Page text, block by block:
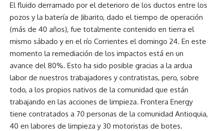
El fluido derramado por el deterioro de los ductos entre los
pozos y la batería de Jibarito, dado el tiempo de operación
(más de 40 años), fue totalmente contenido en tierra el
mismo sábado y en el río Corrientes el domingo 24. En este
momento la remediación de los impactos está en un
avance del 80%. Esto ha sido posible gracias a la ardua
labor de nuestros trabajadores y contratistas, pero, sobre
todo, a los propios nativos de la comunidad que están
trabajando en las acciones de limpieza. Frontera Energy
tiene contratados a 70 personas de la comunidad Antioquia,
40 en labores de limpieza y 30 motoristas de botes.